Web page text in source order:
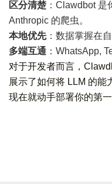
区分清楚 ：Clawdbot
Anthropic 的爬虫。
本地优先：数据掌握在自
多端互通 ：WhatsApp,
对于开发者而言，
展示了如何将 LLM 的能
现在就动手部署你的第